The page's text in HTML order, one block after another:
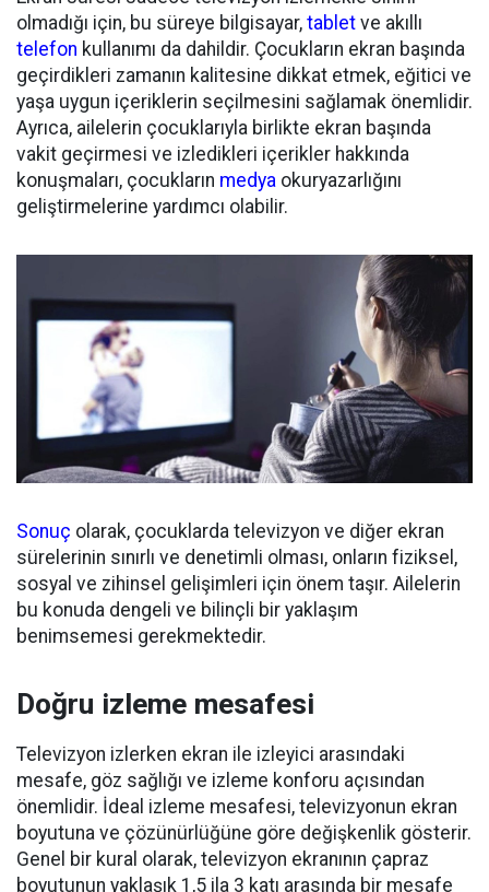
olmadığı için, bu süreye bilgisayar, tablet ve akıllı
telefon kullanımı da dahildir. Çocukların ekran başında
geçirdikleri zamanın kalitesine dikkat etmek, eğitici ve
yaşa uygun içeriklerin seçilmesini sağlamak önemlidir.
Ayrıca, ailelerin çocuklarıyla birlikte ekran başında
vakit geçirmesi ve izledikleri içerikler hakkında
konuşmaları, çocukların medya okuryazarlığını
geliştirmelerine yardımcı olabilir.
Sonuç olarak, çocuklarda televizyon ve diğer ekran
sürelerinin sınırlı ve denetimli olması, onların fiziksel,
sosyal ve zihinsel gelişimleri için önem taşır. Ailelerin
bu konuda dengeli ve bilinçli bir yaklaşım
benimsemesi gerekmektedir.
Doğru izleme mesafesi
Televizyon izlerken ekran ile izleyici arasındaki
mesafe, göz sağlığı ve izleme konforu açısından
önemlidir. İdeal izleme mesafesi, televizyonun ekran
boyutuna ve çözünürlüğüne göre değişkenlik gösterir.
Genel bir kural olarak, televizyon ekranının çapraz
boyutunun yaklaşık 1,5 ila 3 katı arasında bir mesafe